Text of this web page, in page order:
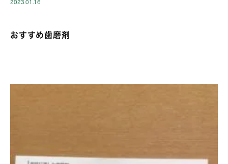
2023.01.16
おすすめ歯磨剤